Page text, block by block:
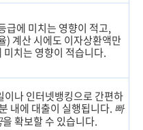
급에 미치는 영향이 적고,
) 계산 시에도 이자상환액만
치는 영향이 적습니다.
나 인터넷뱅킹으로 간편하
내에 대출이 실행됩니다. 빠
을 확보할 수 있습니다.